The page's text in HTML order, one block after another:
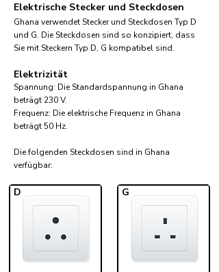
Elektrische Stecker und Steckdosen
Ghana verwendet Stecker und Steckdosen Typ D
und G. Die Steckdosen sind so konzipiert, dass
Sie mit Steckern Typ D, G kompatibel sind.
Elektrizität
Spannung: Die Standardspannung in Ghana
beträgt 230 V.
Frequenz: Die elektrische Frequenz in Ghana
beträgt 50 Hz.
Die folgenden Steckdosen sind in Ghana
verfügbar:​
D G